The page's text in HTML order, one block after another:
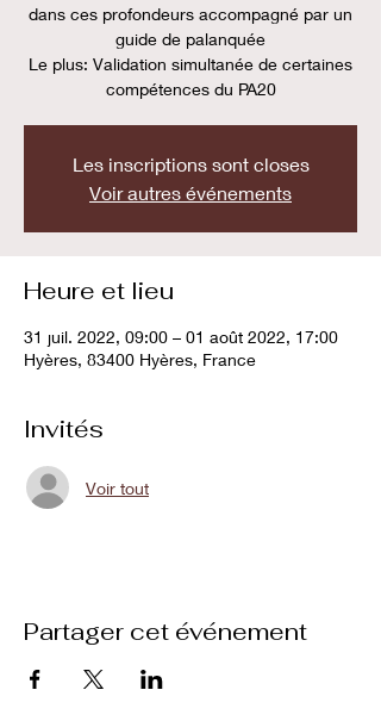
dans ces profondeurs accompagné par un
guide de palanquée
Le plus: Validation simultanée de certaines
compétences du PA20
Les inscriptions sont closes
Voir autres événements
Heure et lieu
31 juil. 2022, 09:00 – 01 août 2022, 17:00
Hyères, 83400 Hyères, France
Invités
Voir tout
Partager cet événement